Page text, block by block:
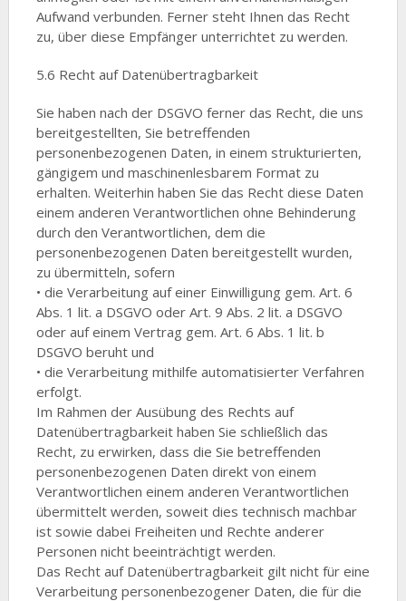
Aufwand verbunden. Ferner steht Ihnen das Recht
zu, über diese Empfänger unterrichtet zu werden.
5.6 Recht auf Datenübertragbarkeit
Sie haben nach der DSGVO ferner das Recht, die uns
bereitgestellten, Sie betreffenden
personenbezogenen Daten, in einem strukturierten,
gängigem und maschinenlesbarem Format zu
erhalten. Weiterhin haben Sie das Recht diese Daten
einem anderen Verantwortlichen ohne Behinderung
durch den Verantwortlichen, dem die
personenbezogenen Daten bereitgestellt wurden,
zu übermitteln, sofern
• die Verarbeitung auf einer Einwilligung gem. Art. 6
Abs. 1 lit. a DSGVO oder Art. 9 Abs. 2 lit. a DSGVO
oder auf einem Vertrag gem. Art. 6 Abs. 1 lit. b
DSGVO beruht und
• die Verarbeitung mithilfe automatisierter Verfahren
erfolgt.
Im Rahmen der Ausübung des Rechts auf
Datenübertragbarkeit haben Sie schließlich das
Recht, zu erwirken, dass die Sie betreffenden
personenbezogenen Daten direkt von einem
Verantwortlichen einem anderen Verantwortlichen
übermittelt werden, soweit dies technisch machbar
ist sowie dabei Freiheiten und Rechte anderer
Personen nicht beeinträchtigt werden.
Das Recht auf Datenübertragbarkeit gilt nicht für eine
Verarbeitung personenbezogener Daten, die für die